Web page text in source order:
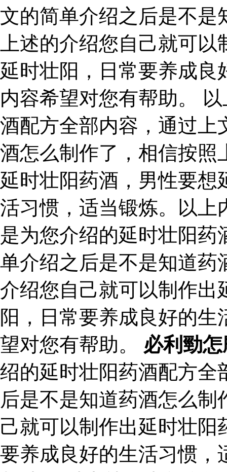
文的简单介绍之后是不是
上述的介绍您自己就可
延时壮阳，日常要养成良
内容希望对您有帮助。
酒配方全部内容，通过上
酒怎么制作了，相信按照
延时壮阳药酒，男性要想
活习惯，适当锻炼。以上
是为您介绍的延时壮阳
单介绍之后是不是知道药
介绍您自己就可以制作出
阳，日常要养成良好的
望对您有帮助。 必利勁
绍的延时壮阳药酒配方全
后是不是知道药酒怎么
己就可以制作出延时壮
要养成良好的生活习惯，